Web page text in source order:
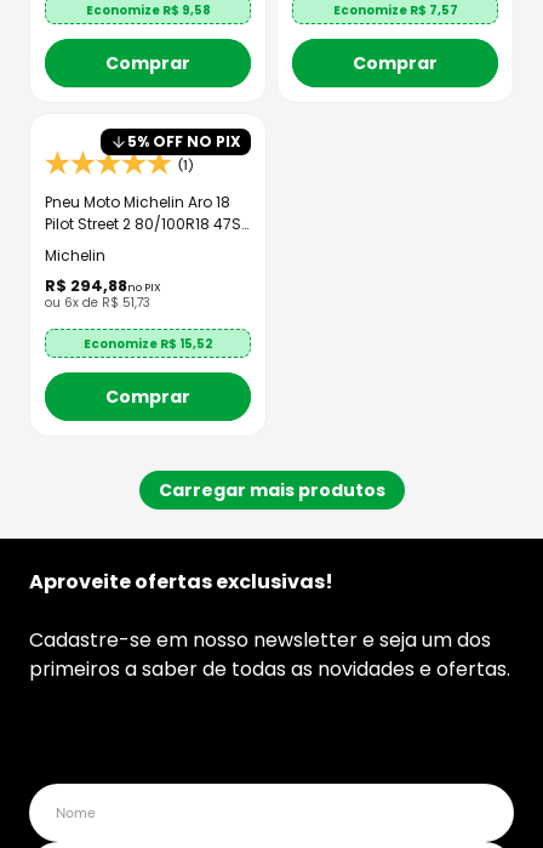
Economize R$ 9,58
Comprar
Economize R$ 7,57
Comprar
5% OFF NO PIX
(1)
Pneu Moto Michelin Aro 18
Pilot Street 2 80/100R18 47S
TL - Dianteiro
Michelin
R$ 294,88no PIX
ou 6x de R$ 51,73
Economize R$ 15,52
Comprar
Aproveite ofertas exclusivas!
Cadastre-se em nosso newsletter e seja um dos
primeiros a saber de todas as novidades e ofertas.